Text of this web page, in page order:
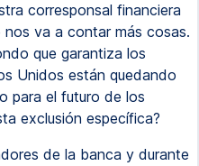
corresponsal financiera
nos va a contar más cosas.
que garantiza los
Unidos están quedando
para el futuro de los
exclusión específica?
de la banca y durante